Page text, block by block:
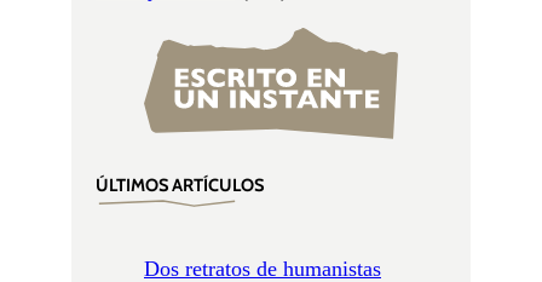
ÚLTIMOS ARTÍCULOS
Dos retratos de humanistas